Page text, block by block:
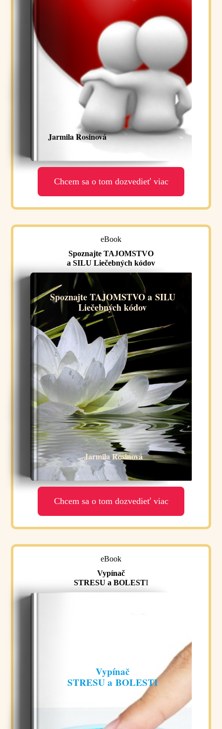
Jarmila Rosinová
Chcem sa o tom dozvedieť viac
eBook
Spoznajte TAJOMSTVO
a SILU Liečebných kódov
Spoznajte TAJOMSTVO a SILU
Liečebných kódov
Jarmila Rosinová
Chcem sa o tom dozvedieť viac
eBook
Vypínač
STRESU a BOLESTI
Vypínač
STRESU a BOLESTI